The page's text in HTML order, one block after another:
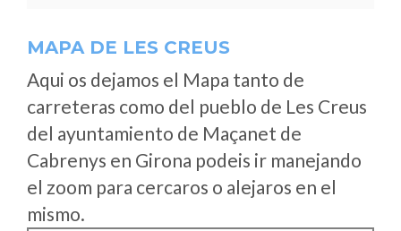
MAPA DE LES CREUS
Aqui os dejamos el Mapa tanto de
carreteras como del pueblo de Les Creus
del ayuntamiento de Maçanet de
Cabrenys en Girona podeis ir manejando
el zoom para cercaros o alejaros en el
mismo.